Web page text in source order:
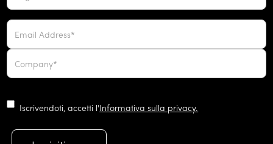
Iscrivendoti, accetti l'Informativa sulla privacy.